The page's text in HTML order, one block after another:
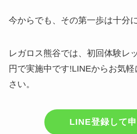
今からでも、その第一歩は十分
レガロス熊谷では、初回体験レ
円で実施中です!LINEからお気
さい。
LINE登録して